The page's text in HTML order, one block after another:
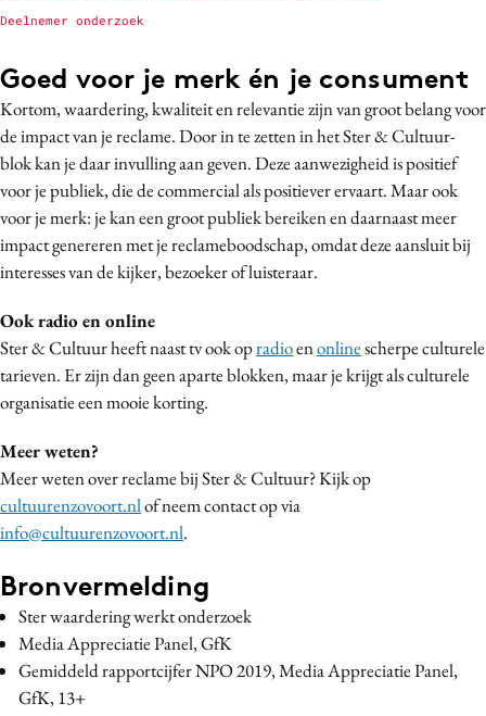
Deelnemer onderzoek
Goed voor je merk én je consument
Kortom, waardering, kwaliteit en relevantie zijn van groot belang voor
de impact van je reclame. Door in te zetten in het Ster & Cultuur-
blok kan je daar invulling aan geven. Deze aanwezigheid is positief
voor je publiek, die de commercial als positiever ervaart. Maar ook
voor je merk: je kan een groot publiek bereiken en daarnaast meer
impact genereren met je reclameboodschap, omdat deze aansluit bij
interesses van de kijker, bezoeker of luisteraar.
Ook radio en online
Ster & Cultuur heeft naast tv ook opradioenonlinescherpe culturele
tarieven. Er zijn dan geen aparte blokken, maar je krijgt als culturele
organisatie een mooie korting.
Meer weten?
Meer weten over reclame bij Ster & Cultuur? Kijk op
cultuurenzovoort.nlof neem contact op via
info@cultuurenzovoort.nl.
Bronvermelding
Ster waardering werkt onderzoek
Media Appreciatie Panel, GfK
Gemiddeld rapportcijfer NPO 2019, Media Appreciatie Panel,
GfK, 13+